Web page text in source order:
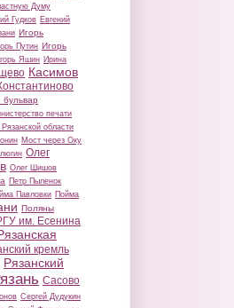
Думу
Гудков Евгений
Игорь
Путин Игорь
Яшин Ирина
Касимов
бульвар
печати
области
Мост через Оку
Олег
Олег Шишов
Петр Пыленок
Павловки Пойма
Поляны
им. Есенина
кремль
Рязанский
Сасово
Сергей Дудукин